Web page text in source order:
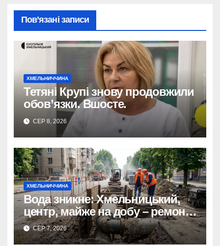
Пов’язані записи
ХМЕЛЬНИЧЧИНА
Тетяні Крупі знову продовжили
обов’язки. Вшосте.
СЕР 8, 2026
ХМЕЛЬНИЧЧИНА
Вода зникне: Хмельницький,
центр, майже на добу – ремонт
мереж.
СЕР 7, 2026